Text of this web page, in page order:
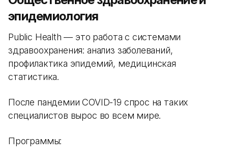
эпидемиология
Public Health — это работа с системами
здравоохранения: анализ заболеваний,
профилактика эпидемий, медицинская
статистика.
После пандемии COVID-19 спрос на таких
специалистов вырос во всем мире.
Программы: